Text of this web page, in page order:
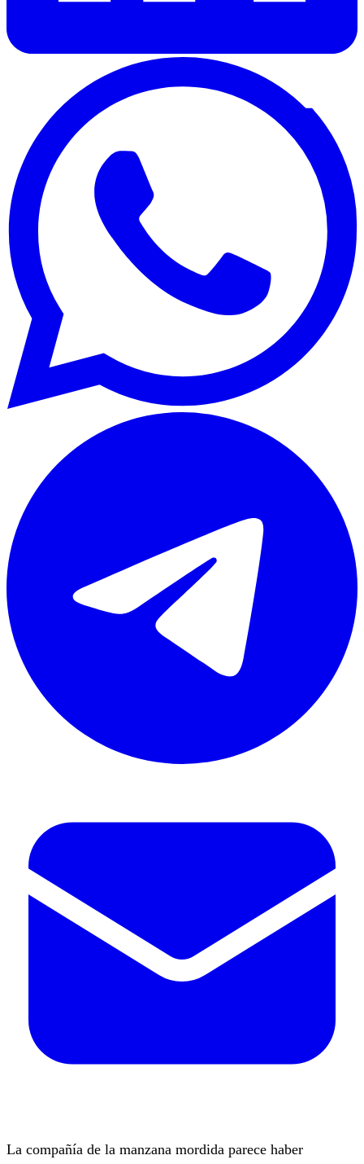
La compañía de la manzana mordida parece haber